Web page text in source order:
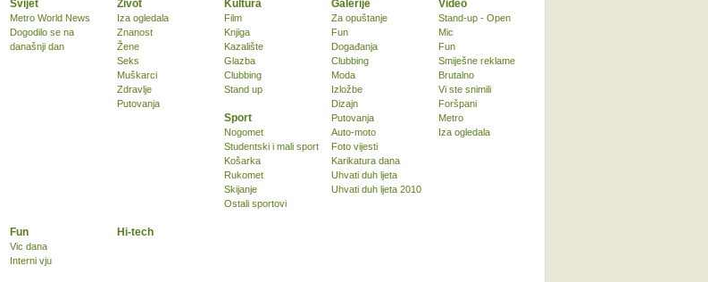
Svijet
Metro World News
Dogodilo se na
današnji dan
Život
Iza ogledala
Znanost
Žene
Seks
Muškarci
Zdravlje
Putovanja
Kultura
Film
Knjiga
Kazalište
Glazba
Clubbing
Stand up
Sport
Nogomet
Studentski i mali sport
Košarka
Rukomet
Skijanje
Ostali sportovi
Fun
Vic dana
Interni vju
Hi-tech
Galerije
Za opuštanje
Fun
Događanja
Clubbing
Moda
Izložbe
Dizajn
Putovanja
Auto-moto
Foto vijesti
Karikatura dana
Uhvati duh ljeta
Uhvati duh ljeta 2010
Video
Stand-up - Open
Mic
Fun
Smiješne reklame
Brutalno
Vi ste snimili
Foršpani
Metro
Iza ogledala